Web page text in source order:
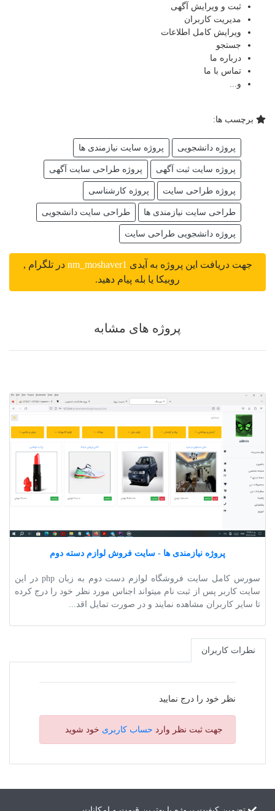
ثبت و ویرایش آگهی
مدیریت کاربران
ویرایش کامل اطلاعات
جستجو
درباره ما
تماس با ما
و...
برچسب ها:
پروژه دانشجویی پروژه سایت نیازمندی ها
پروژه سایت ثبت آگهی پروژه طراحی سایت آگهی
پروژه طراحی سایت پروژه کارشناسی
طراحی سایت نیازمندی ها طراحی سایت دانشجویی
پروژه دانشجویی طراحی سایت
جهت دریافت این پروژه به آیدی nm_moshaver1 در تلگرام ,
روبیکا یا بله پیام دهید.
پروژه های مشابه
پروژه نیازمندی ها - سایت فروش لوازم دسته دوم
سورس کامل سایت فروشگاه لوازم دست دوم به زبان php در این
سایت کاربر پس از ثبت نام میتواند اجناس مورد نظر خود را درج کرده
تا سایر کاربران مشاهده نمایند و در صورت تمایل اقد...
نطرات کاربران
نظر خود را درج نمایید
جهت ثبت نظر وارد حساب کاربری خود شوید